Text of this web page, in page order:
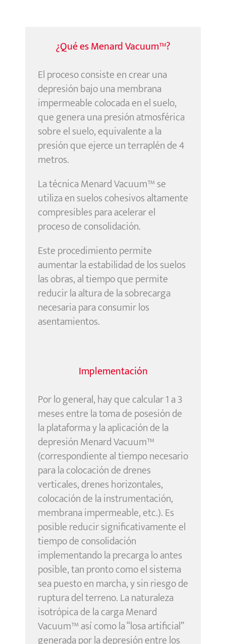
¿Qué es Menard Vacuum™?
El proceso consiste en crear una
depresión bajo una membrana
impermeable colocada en el suelo,
que genera una presión atmosférica
sobre el suelo, equivalente a la
presión que ejerce un terraplén de 4
metros.
La técnica Menard Vacuum™ se
utiliza en suelos cohesivos altamente
compresibles para acelerar el
proceso de consolidación.
Este procedimiento permite
aumentar la estabilidad de los suelos
las obras, al tiempo que permite
reducir la altura de la sobrecarga
necesaria para consumir los
asentamientos.
Implementación
Por lo general, hay que calcular 1 a 3
meses entre la toma de posesión de
la plataforma y la aplicación de la
depresión Menard Vacuum™
(correspondiente al tiempo necesario
para la colocación de drenes
verticales, drenes horizontales,
colocación de la instrumentación,
membrana impermeable, etc.). Es
posible reducir significativamente el
tiempo de consolidación
implementando la precarga lo antes
posible, tan pronto como el sistema
sea puesto en marcha, y sin riesgo de
ruptura del terreno. La naturaleza
isotrópica de la carga Menard
Vacuum™ así como la “losa artificial”
generada por la depresión entre los